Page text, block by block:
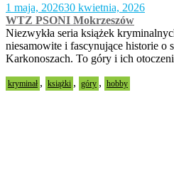
1 maja, 202630 kwietnia, 2026
WTZ PSONI Mokrzeszów
Niezwykła seria książek
niesamowite i fascynujące historie o
Karkonoszach. To góry i ich
kryminał , książki , góry , hobby